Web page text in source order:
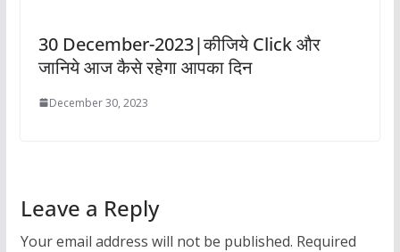
30 December-2023|कीजिये Click और
जानिये आज कैसे रहेगा आपका दिन
December 30, 2023
Leave a Reply
Your email address will not be published. Required